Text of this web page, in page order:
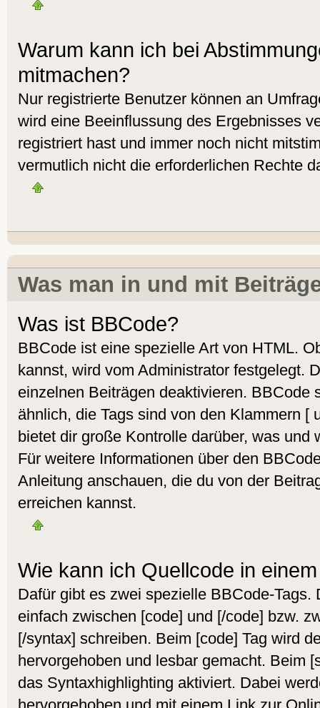
Warum kann ich bei
mitmachen?
Nur registrierte Benutzer können an
wird eine Beeinflussung des Ergebnisses
registriert hast und immer noch nicht
vermutlich nicht die erforderlichen Rechte
Was man in und mit
Was ist BBCode?
BBCode ist eine spezielle Art von HTML.
kannst, wird vom Administrator festgelegt.
einzelnen Beiträgen deaktivieren. BBCode
ähnlich, die Tags sind von den Klammern [
bietet dir große Kontrolle darüber, was und
Für weitere Informationen über den
Anleitung anschauen, die du von der
erreichen kannst.
Wie kann ich Quellcode in
Dafür gibt es zwei spezielle BBCode-Tags.
einfach zwischen [code] und [/code] bzw.
[/syntax] schreiben. Beim [code] Tag wird
hervorgehoben und lesbar gemacht. Beim
das Syntaxhighlighting aktiviert. Dabei